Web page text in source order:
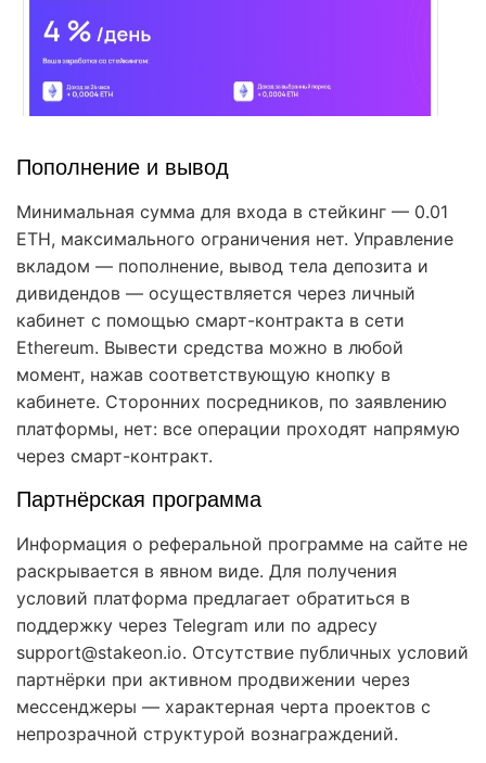
Пополнение и вывод
Минимальная сумма для входа в стейкинг — 0.01
ETH, максимального ограничения нет. Управление
вкладом — пополнение, вывод тела депозита и
дивидендов — осуществляется через личный
кабинет с помощью смарт-контракта в сети
Ethereum. Вывести средства можно в любой
момент, нажав соответствующую кнопку в
кабинете. Сторонних посредников, по заявлению
платформы, нет: все операции проходят напрямую
через смарт-контракт.
Партнёрская программа
Информация о реферальной программе на сайте не
раскрывается в явном виде. Для получения
условий платформа предлагает обратиться в
поддержку через Telegram или по адресу
support@stakeon.io. Отсутствие публичных условий
партнёрки при активном продвижении через
мессенджеры — характерная черта проектов с
непрозрачной структурой вознаграждений.